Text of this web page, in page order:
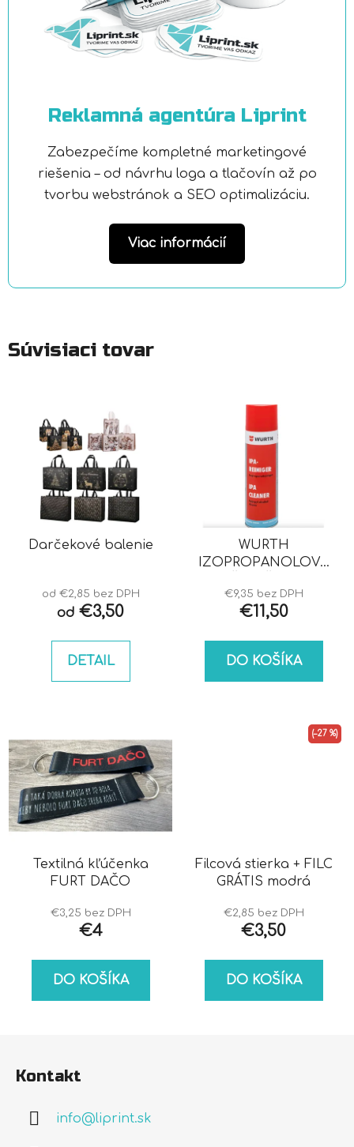
Reklamná agentúra Liprint
Zabezpečíme kompletné marketingové
riešenia – od návrhu loga a tlačovín až po
tvorbu webstránok a SEO optimalizáciu.
Viac informácií
Súvisiaci tovar
Darčekové balenie
od €2,85 bez DPH
od €3,50
DETAIL
WURTH
IZOPROPANOLOVÝ
€9,35 bez DPH
€11,50
DO KOŠÍKA
Textilná kľúčenka
FURT DAČO
€3,25 bez DPH
€4
DO KOŠÍKA
Filcová stierka + FILC
GRÁTIS modrá
€2,85 bez DPH
€3,50
(–27 %)
DO KOŠÍKA
Kontakt
info@liprint.sk